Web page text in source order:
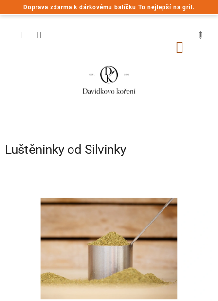
Doprava zdarma k dárkovému balíčku To nejlepší na gril.
na
Luštěninky od Silvinky